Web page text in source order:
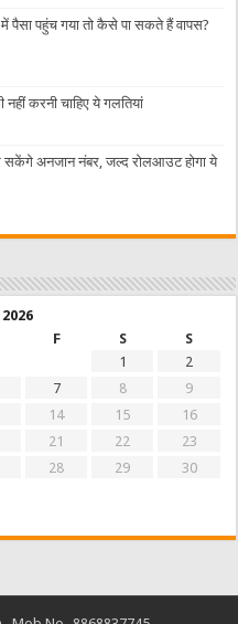
पहुंच गया तो कैसे पा सकते हैं वापस?
करनी चाहिए ये गलतियां
अनजान नंबर, जल्द रोलआउट होगा ये
F S
S
1
2
7 8
9
14 15
16
21 22
23
28 29
30